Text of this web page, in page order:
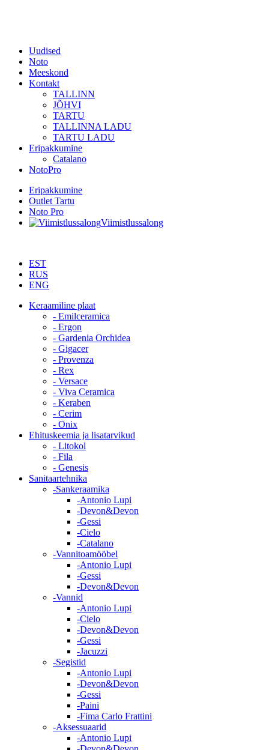
Uudised
Noto
Meeskond
Kontakt
TALLINN
JÕHVI
TARTU
TALLINNA LADU
TARTU LADU
Eripakkumine
Catalano
NotoPro
Eripakkumine
Outlet Tartu
Noto Pro
Viimistlussalong
EST
RUS
ENG
Keraamiline plaat
- Emilceramica
- Ergon
- Gardenia Orchidea
- Gigacer
- Provenza
- Rex
- Versace
- Viva Ceramica
- Keraben
- Cerim
- Onix
Ehituskeemia ja lisatarvikud
- Litokol
- Fila
- Genesis
Sanitaartehnika
-Sankeraamika
-Antonio Lupi
-Devon&Devon
-Gessi
-Cielo
-Catalano
-Vannitoamööbel
-Antonio Lupi
-Gessi
-Devon&Devon
-Vannid
-Antonio Lupi
-Cielo
-Devon&Devon
-Gessi
-Jacuzzi
-Segistid
-Antonio Lupi
-Devon&Devon
-Gessi
-Paini
-Fima Carlo Frattini
-Aksessuaarid
-Antonio Lupi